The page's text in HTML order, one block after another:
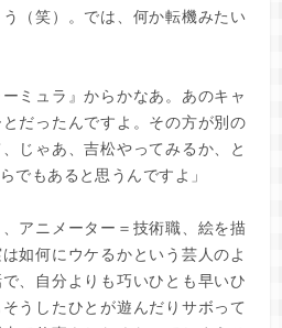
（笑）。では、何か転機みたい
ミュラ』からかなあ。あのキャ
だったんですよ。その方が別の
じゃあ、吉松やってみるか、と
でもあると思うんですよ」
アニメーター＝技術職、絵を描
如何にウケるかという芸人のよ
、自分よりも巧いひとも早いひ
うしたひとが遊んだりサボって